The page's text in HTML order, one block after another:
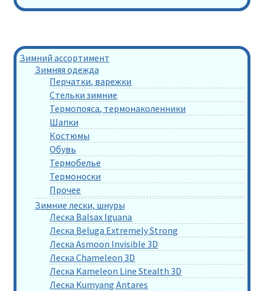
Зимний ассортимент
Зимняя одежда
Перчатки, варежки
Стельки зимние
Термопояса, термонаколенники
Шапки
Костюмы
Обувь
Термобелье
Термоноски
Прочее
Зимние лески, шнуры
Леска Balsax Iguana
Леска Beluga Extremely Strong
Леска Asmoon Invisible 3D
Леска Chameleon 3D
Леска Kameleon Line Stealth 3D
Леска Kumyang Antares